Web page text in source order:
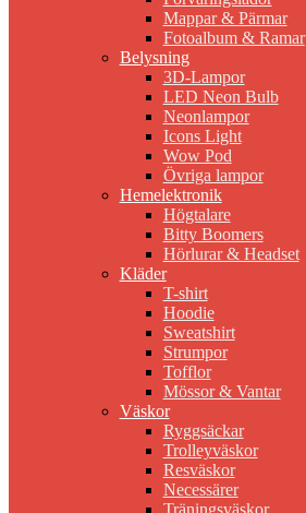
Mappar & Pärmar
Fotoalbum & Ramar
Belysning
3D-Lampor
LED Neon Bulb
Neonlampor
Icons Light
Wow Pod
Övriga lampor
Hemelektronik
Högtalare
Bitty Boomers
Hörlurar & Headset
Kläder
T-shirt
Hoodie
Sweatshirt
Strumpor
Tofflor
Mössor & Vantar
Väskor
Ryggsäckar
Trolleyväskor
Resväskor
Necessärer